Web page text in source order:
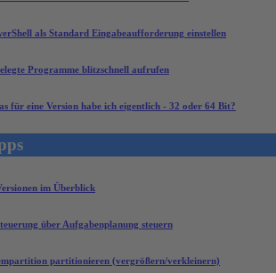
als Standard Eingabeaufforderung einstellen
Programme blitzschnell aufrufen
für eine Version habe ich eigentlich - 32 oder 64 Bit?
im Überblick
über Aufgabenplanung steuern
partitionieren (vergrößern/verkleinern)